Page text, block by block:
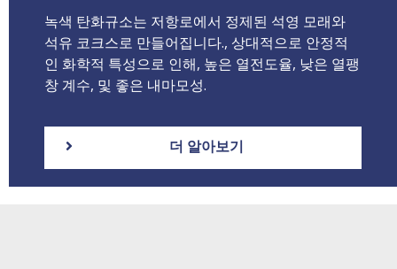
녹색 탄화규소는 저항로에서 정제된 석영 모래와
석유 코크스로 만들어집니다., 상대적으로 안정적
인 화학적 특성으로 인해, 높은 열전도율, 낮은 열팽
창 계수, 및 좋은 내마모성.
더 알아보기